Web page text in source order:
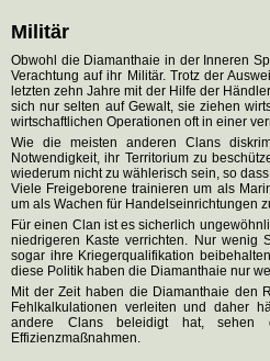
Militär
Obwohl die Diamanthaie in der Inneren
Verachtung auf ihr Militär. Trotz der
letzten zehn Jahre mit der Hilfe der
sich nur selten auf Gewalt, sie ziehen
wirtschaftlichen Operationen oft in einer
Wie die meisten anderen Clans
Notwendigkeit, ihr Territorium zu
wiederum nicht zu wählerisch sein, so
Viele Freigeborene trainieren um als
um als Wachen für Handelseinrichtungen
Für einen Clan ist es sicherlich
niedrigeren Kaste verrichten. Nur wenig
sogar ihre Kriegerqualifikation
diese Politik haben die Diamanthaie nur
Mit der Zeit haben die Diamanthaie den
Fehlkalkulationen verleiten und daher
andere Clans beleidigt hat,
Effizienzmaßnahmen.